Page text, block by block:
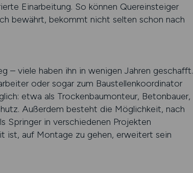
Einarbeitung. So können Quereinsteiger
bewährt, bekommt nicht selten schon nach
– viele haben ihn in wenigen Jahren geschafft.
oder sogar zum Baustellenkoordinator
etwa als Trockenbaumonteur, Betonbauer,
Außerdem besteht die Möglichkeit, nach
Springer in verschiedenen Projekten
ist, auf Montage zu gehen, erweitert sein